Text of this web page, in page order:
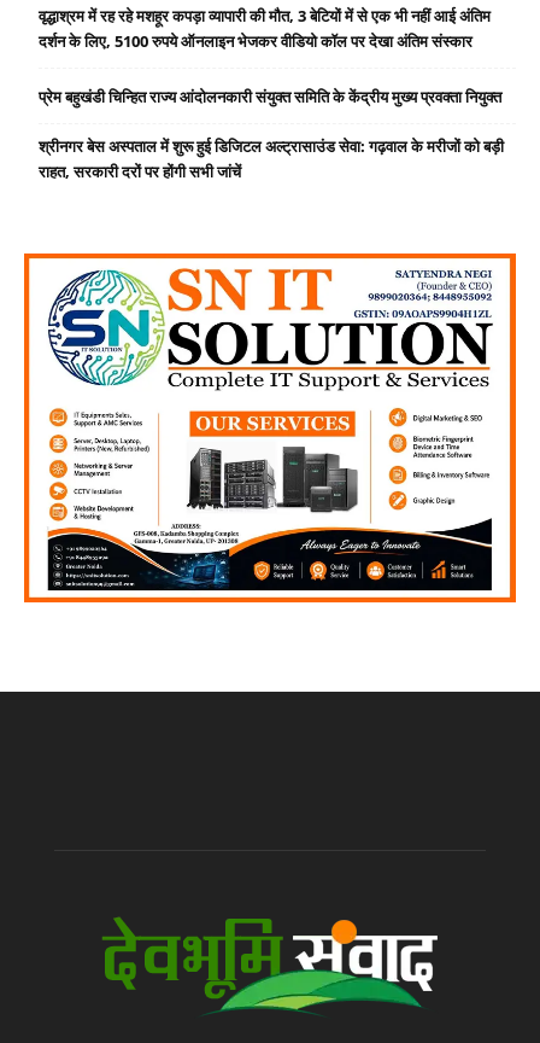
वृद्धाश्रम में रह रहे मशहूर कपड़ा व्यापारी की मौत, 3 बेटियों में से एक भी नहीं आई अंतिम
दर्शन के लिए, 5100 रुपये ऑनलाइन भेजकर वीडियो कॉल पर देखा अंतिम संस्कार
प्रेम बहुखंडी चिन्हित राज्य आंदोलनकारी संयुक्त समिति के केंद्रीय मुख्य प्रवक्ता नियुक्त
श्रीनगर बेस अस्पताल में शुरू हुई डिजिटल अल्ट्रासाउंड सेवा: गढ़वाल के मरीजों को बड़ी
राहत, सरकारी दरों पर होंगी सभी जांचें